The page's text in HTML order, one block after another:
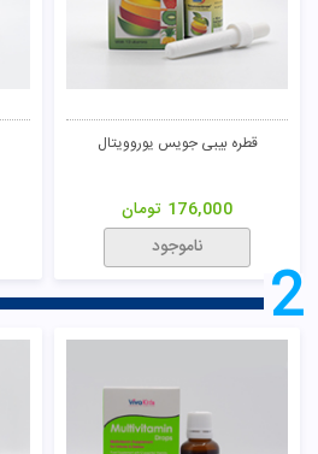
قطره بیبی جویس یوروویتال
176,000 تومان
ناموجود
2